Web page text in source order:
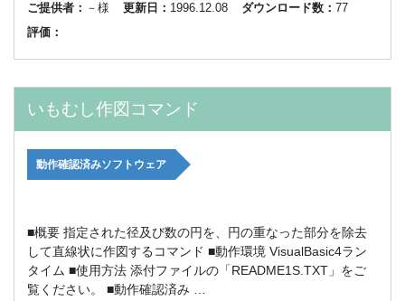
ご提供者： －様 更新日： 1996.12.08 ダウンロード数： 77
評価：
いもむし作図コマンド
動作確認済みソフトウェア
■概要 指定された径及び数の円を、円の重なった部分を除去
して直線状に作図するコマンド ■動作環境 VisualBasic4ラン
タイム ■使用方法 添付ファイルの「README1S.TXT」をご
覧ください。 ■動作確認済み …